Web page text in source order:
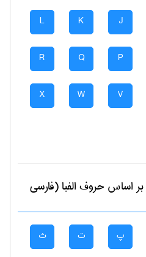
J
K
L
P
Q
R
V
W
X
بر اساس حروف الفبا (فارسی
پ ت ث